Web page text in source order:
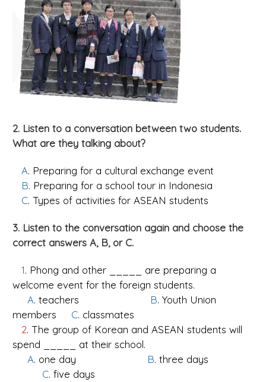
2. Listen to a conversation between two students.
What are they talking about?
A. Preparing for a cultural exchange event
B. Preparing for a school tour in Indonesia
C. Types of activities for ASEAN students
3. Listen to the conversation again and choose the
correct answers A, B, or C.
1. Phong and other _____ are preparing a
welcome event for the foreign students.
A. teachers B. Youth Union
members C. classmates
2. The group of Korean and ASEAN students will
spend _____ at their school.
A. one day B. three days
C. five days